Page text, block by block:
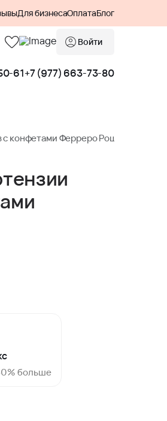
Для бизнесаОплатаБлог
Войти
61+7 (977) 663-73-80
с конфетами Ферреро Роше
больше